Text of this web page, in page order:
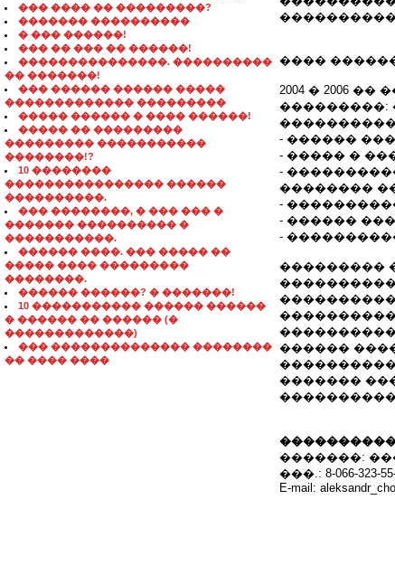
��� ���� �� ���������?
������� ����������
� ��� ������!
��� �� ��� �� ������!
���������������. ����������
�� �������!
��� ������ ������ �����
������������� ���������
����� ������ � ���� ������!
����� �� ���������
��������� �����������
��������!?
10 ��������
���������������� ������
����������.
��� ��������, � ��� ��� �
������� ���������� �
�����������.
������ ����. ��� ����� ��
����� ���� ���������
��������.
������ ������? � �������!
10 ����������� ������ ������
� ������ �� ������ (�
�������������)
��� �������������� ��������
�� ���� ����
����
2004 � 2006
���������:
- ������
- ����� �
-
��������
-
- ������
-
���������
������
�������
�������: ���.
���.: 8-066-323-
E-mail: